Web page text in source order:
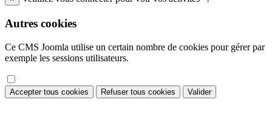
Autres cookies
Ce CMS Joomla utilise un certain nombre de cookies pour gérer par
exemple les sessions utilisateurs.
Accepter tous cookies Refuser tous cookies Valider